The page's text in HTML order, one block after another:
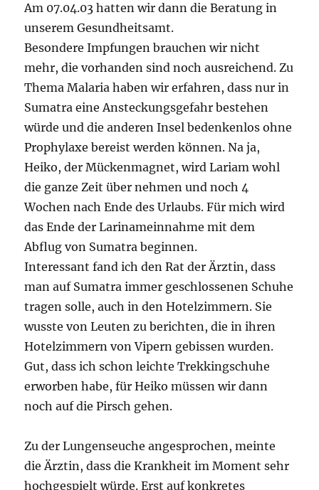
Am 07.04.03 hatten wir dann die Beratung in
unserem Gesundheitsamt.
Besondere Impfungen brauchen wir nicht
mehr, die vorhanden sind noch ausreichend. Zu
Thema Malaria haben wir erfahren, dass nur in
Sumatra eine Ansteckungsgefahr bestehen
würde und die anderen Insel bedenkenlos ohne
Prophylaxe bereist werden können. Na ja,
Heiko, der Mückenmagnet, wird Lariam wohl
die ganze Zeit über nehmen und noch 4
Wochen nach Ende des Urlaubs. Für mich wird
das Ende der Larinameinnahme mit dem
Abflug von Sumatra beginnen.
Interessant fand ich den Rat der Ärztin, dass
man auf Sumatra immer geschlossenen Schuhe
tragen solle, auch in den Hotelzimmern. Sie
wusste von Leuten zu berichten, die in ihren
Hotelzimmern von Vipern gebissen wurden.
Gut, dass ich schon leichte Trekkingschuhe
erworben habe, für Heiko müssen wir dann
noch auf die Pirsch gehen.
Zu der Lungenseuche angesprochen, meinte
die Ärztin, dass die Krankheit im Moment sehr
hochgespielt würde. Erst auf konkretes